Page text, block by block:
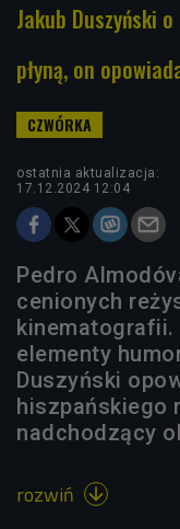
Jakub Duszyński
płyną, on
ostatnia aktualizacja:
17.12.2024 12:04
Pedro
cenionych
elementy
Duszyński
hiszpańskiego
nadchodzący
rozwiń 